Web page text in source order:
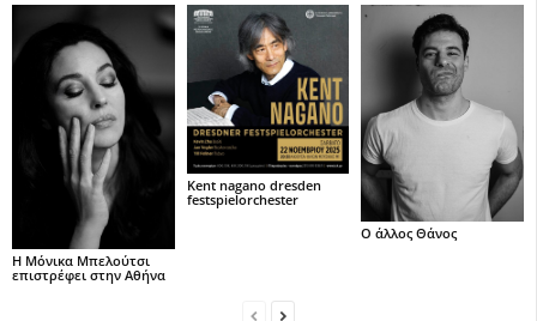
Η Μόνικα Μπελούτσι
επιστρέφει στην Αθήνα
Kent nagano dresden
festspielorchester
Ο άλλος Θάνος